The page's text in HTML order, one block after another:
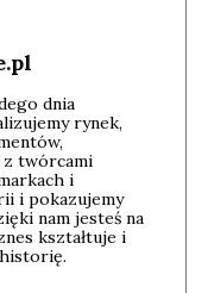
dnia
rynek,
z twórcami
i
i pokazujemy
nam jesteś na
kształtuje i